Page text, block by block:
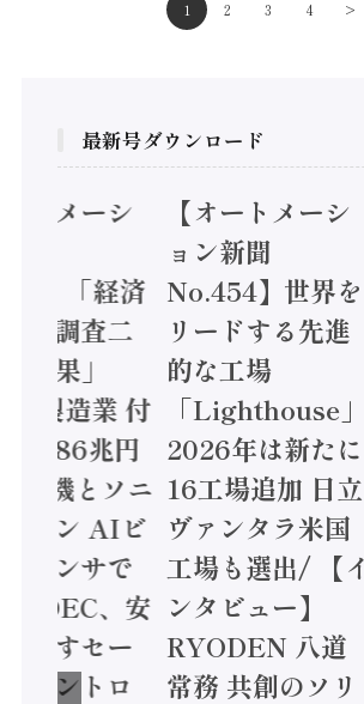
1 2 3 4 >
最新号ダウンロード
ーシ
経済
査二
業 付
兆円
とソニ
AIビ
サで
、安
セー
トロ
【オートメーシ
ョン新聞
No.454】世界を
リードする先進
的な工場
「Lighthouse」
2026年は新たに
16工場追加 日立
ヴァンタラ米国
工場も選出/ 【イ
ンタビュー】
RYODEN 八道
常務 共創のソリ
【
カ
会
動
士
神
む
ど